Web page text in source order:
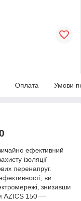
Оплата Умови
ефективний
ізоляції
перенапруг.
ви
знизивши
AZICS 150 —